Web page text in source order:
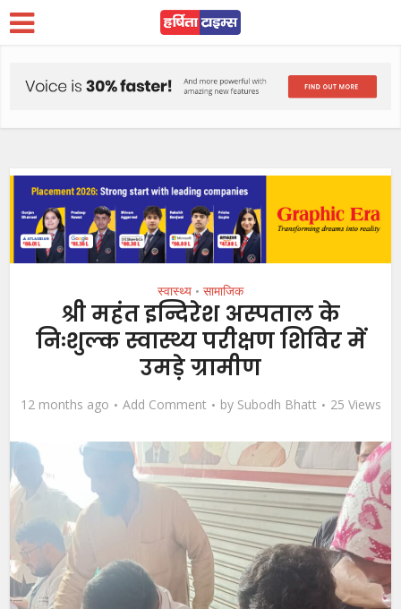
स्वास्थ्य • सामाजिक
श्री महंत इन्दिरेश अस्पताल के
निःशुल्क स्वास्थ्य परीक्षण शिविर में
उमड़े ग्रामीण
12 months ago Add Comment by Subodh Bhatt 25 Views